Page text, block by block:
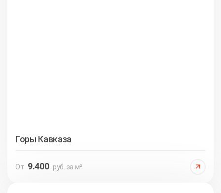
Горы Кавказа
От 9.400 руб. за м²